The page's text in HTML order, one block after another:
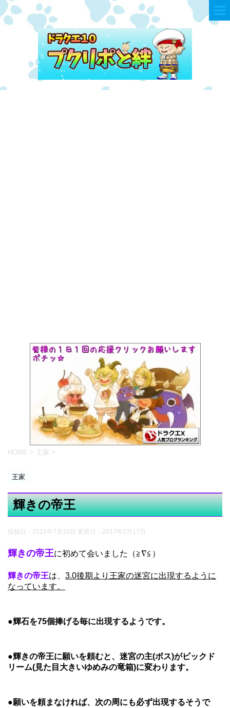
HOME > 王家 >
王家
輝きの帝王
投稿日：2015年7月10日 更新日： 2017年2月17日
輝きの帝王に初めて会いました（≧∇≦）
輝きの帝王は、 3.0後期より王家の迷宮に出現するように
なっています。
●輝石を75個捧げる毎に出現するようです。
●輝きの帝王に願いを頼むと、迷宮の主(ボス)がビックド
リーム(見た目大きいゆめみの竜箱)に変わります。
●願いを頼まなければ、次の周にも必ず出現するそうで